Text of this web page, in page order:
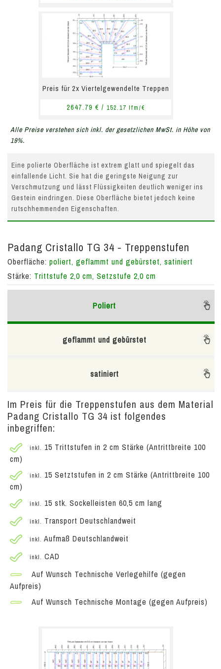
Preis für 2x Viertelgewendelte Treppen
2647.79 € / 152.17 lfm/€
Alle Preise verstehen sich inkl. der gesetzlichen MwSt. in Höhe von
19%.
Eine polierte Oberfläche ist extrem glatt und spiegelt das
einfallende Licht. Sie hat die geringste Neigung zur
Verschmutzung und lässt Flüssigkeiten deutlich weniger ins
Gestein eindringen. Diese Oberfläche bietet jedoch keine
rutschhemmenden Eigenschaften.
Padang Cristallo TG 34 - Treppenstufen
Oberfläche: poliert, geflammt und gebürstet, satiniert
Stärke: Trittstufe 2,0 cm, Setzstufe 2,0 cm
Poliert
geflammt und gebürstet
satiniert
Im Preis für die Treppenstufen aus dem Material
Padang Cristallo TG 34 ist folgendes
inbegriffen:
inkl. 15 Trittstufen in 2 cm Stärke (Antrittbreite 100
cm)
inkl. 15 Setztstufen in 2 cm Stärke (Antrittbreite 100
cm)
inkl. 15 stk. Sockelleisten 60,5 cm lang
inkl. Transport Deutschlandweit
inkl. Aufmaß Deutschlandweit
inkl. CAD
Auf Wunsch Technische Verlegehilfe (gegen
Aufpreis)
Auf Wunsch Technische Montage (gegen Aufpreis)